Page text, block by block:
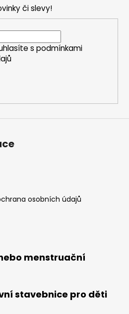
či slevy!
s podmínkami
osobních údajů
menstruační
stavebnice pro děti